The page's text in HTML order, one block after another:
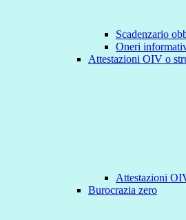
Scadenzario
Oneri
Attestazioni OIV o
Attestazioni
Burocrazia zero